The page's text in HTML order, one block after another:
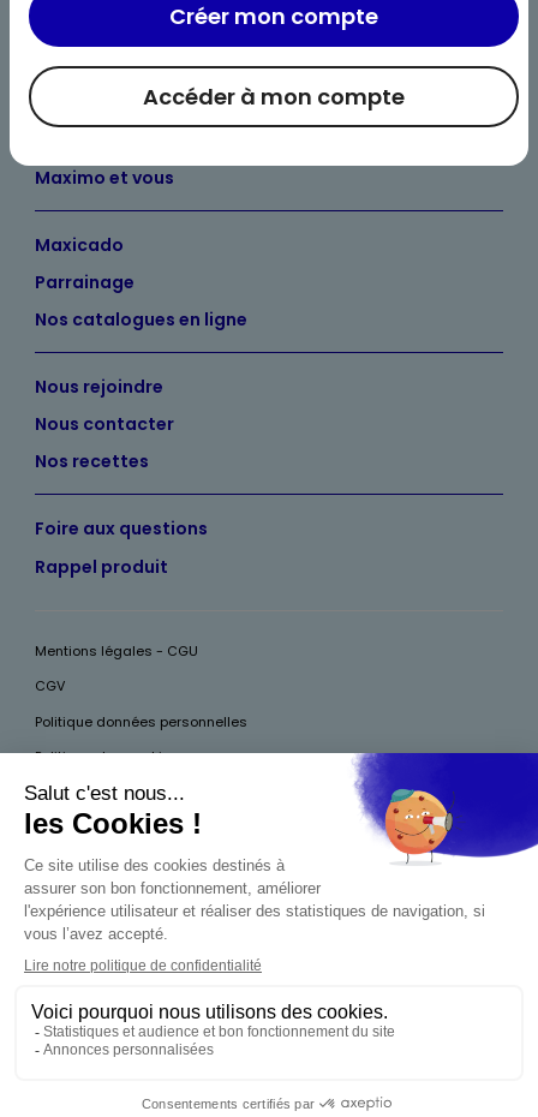
0,00 €
Bienvenue chez Maximo
Maximo et vous
Maxicado
Parrainage
Nos catalogues en ligne
Nous rejoindre
Nous contacter
Nos recettes
Foire aux questions
Rappel produit
Mentions légales - CGU
CGV
Politique données personnelles
Politique des cookies
Accessibilité
Pour votre santé, mangez au moins cinq fruits et légumes par jour, plus
d’infos surwww.mangerbouger.fr
aux mineurs de moins de 18 ans
La preuve de majorité de l'acheteur est exigée au
moment de la vente en ligne. CODE DE LA SANTÉ
Accéder à mon compte
Créer mon compte